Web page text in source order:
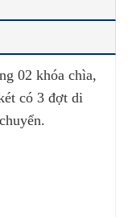
02 khóa chìa,
có 3 đợt di